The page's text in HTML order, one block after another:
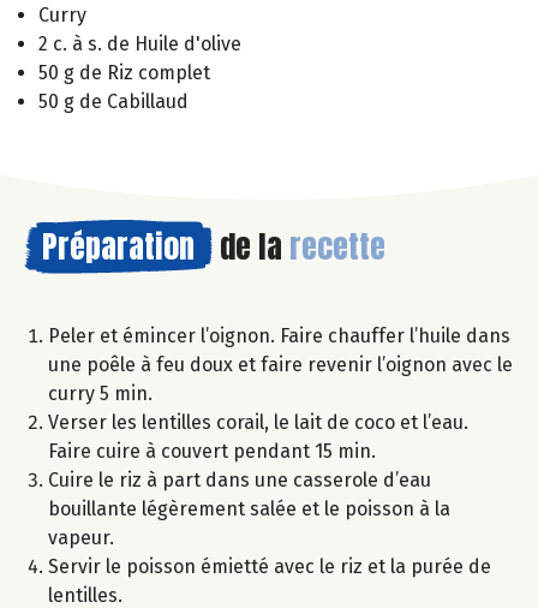
Curry
2 c. à s. de Huile d'olive
50 g de Riz complet
50 g de Cabillaud
Préparation de la recette
Peler et émincer l’oignon. Faire chauffer l’huile dans
une poêle à feu doux et faire revenir l’oignon avec le
curry 5 min.
Verser les lentilles corail, le lait de coco et l’eau.
Faire cuire à couvert pendant 15 min.
Cuire le riz à part dans une casserole d’eau
bouillante légèrement salée et le poisson à la
vapeur.
Servir le poisson émietté avec le riz et la purée de
lentilles.